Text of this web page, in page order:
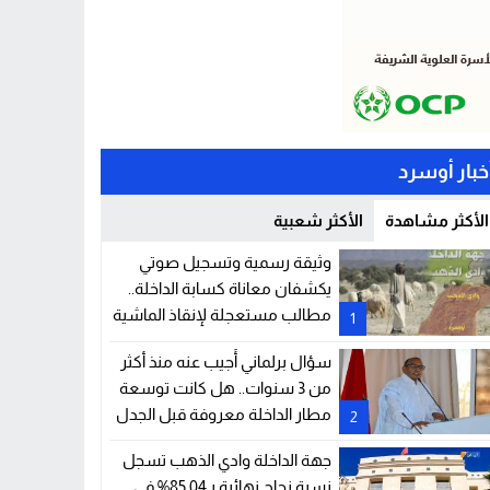
أوسرد
الأكثر مشاهدة الأكثر شعبية
1
وثيقة رسمية وتسجيل صوتي
يكشفان معاناة كسابة الداخلة..
مطالب مستعجلة لإنقاذ الماشية
2
سؤال برلماني أُجيب عنه منذ أكثر
من 3 سنوات.. هل كانت توسعة
مطار الداخلة معروفة قبل الجدل
جهة الداخلة وادي الذهب تسجل
نسبة نجاح نهائية بـ85.04% في